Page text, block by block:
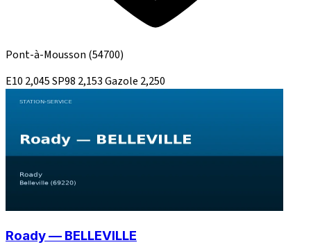
Pont-à-Mousson (54700)
E10 2,045SP98 2,153Gazole 2,250
Roady — BELLEVILLE